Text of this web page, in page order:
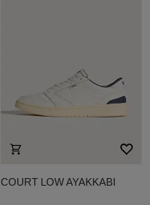
COURT LOW AYAKKABI